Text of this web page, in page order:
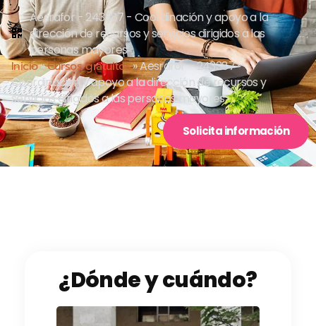
Aesrafor - 243387 - Coordinación y apoyo a la
dirección de recursos y servicios dirigidos a las
personas mayores
Inicio»Cursos gratuitos»Aesrafor – 243387 –
Coordinación y apoyo a la dirección de recursos y
servicios dirigidos a las personas mayores
Solicita información
¿Dónde y cuándo?